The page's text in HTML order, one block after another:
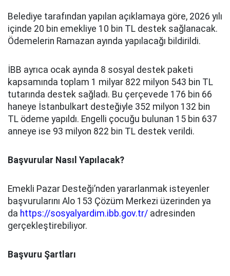
Belediye tarafından yapılan açıklamaya göre, 2026 yılı
içinde 20 bin emekliye 10 bin TL destek sağlanacak.
Ödemelerin Ramazan ayında yapılacağı bildirildi.
İBB ayrıca ocak ayında 8 sosyal destek paketi
kapsamında toplam 1 milyar 822 milyon 543 bin TL
tutarında destek sağladı. Bu çerçevede 176 bin 66
haneye İstanbulkart desteğiyle 352 milyon 132 bin
TL ödeme yapıldı. Engelli çocuğu bulunan 15 bin 637
anneye ise 93 milyon 822 bin TL destek verildi.
Başvurular Nasıl Yapılacak?
Emekli Pazar Desteği’nden yararlanmak isteyenler
başvurularını Alo 153 Çözüm Merkezi üzerinden ya
da https://sosyalyardim.ibb.gov.tr/ adresinden
gerçekleştirebiliyor.
Başvuru Şartları